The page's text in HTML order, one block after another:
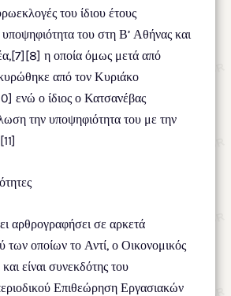
του ίδιου έτους
του στη Β’ Αθήνας και
η οποία όμως μετά από
από τον Κυριάκο
ενώ ο ίδιος ο Κατσανέβας
την υποψηφιότητα του με την
αρθρογραφήσει σε αρκετά
των οποίων το Αντί, ο Οικονομικός
είναι συνεκδότης του
Επιθεώρηση Εργασιακών